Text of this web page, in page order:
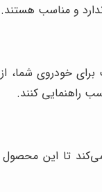
و مناسب هستند.
خودروی شما، از
راهنمایی کنند.
می‌کند تا این